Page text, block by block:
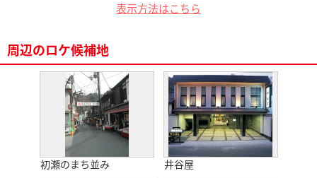
表示方法はこちら
周辺のロケ候補地
初瀬のまち並み 井谷屋